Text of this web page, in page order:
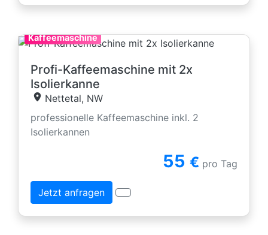
Kaffeemaschine
Profi-Kaffeemaschine mit 2x
Isolierkanne
Nettetal, NW
professionelle Kaffeemaschine inkl. 2
Isolierkannen
55 € pro Tag
Jetzt anfragen